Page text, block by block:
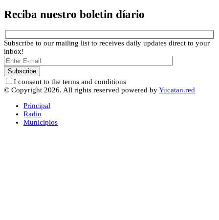
Reciba nuestro boletin díario
Subscribe to our mailing list to receives daily updates direct to your
inbox!
I consent to the terms and conditions
© Copyright 2026. All rights reserved powered byYucatan.red
Principal
Radio
Municipios